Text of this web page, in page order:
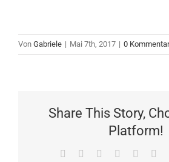
Von Gabriele | Mai 7th, 2017 | 0
Share This Story,
Platform!
Facebook Reddit LinkedIn